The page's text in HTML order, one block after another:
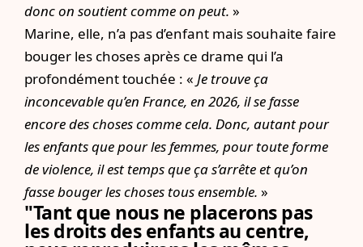
donc on soutient comme on peut. »
Marine, elle, n’a pas d’enfant mais souhaite faire
bouger les choses après ce drame qui l’a
profondément touchée : « Je trouve ça
inconcevable qu’en France, en 2026, il se fasse
encore des choses comme cela. Donc, autant pour
les enfants que pour les femmes, pour toute forme
de violence, il est temps que ça s’arrête et qu’on
fasse bouger les choses tous ensemble. »
"Tant que nous ne placerons pas
les droits des enfants au centre,